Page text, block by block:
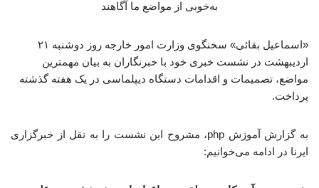
«اسماعیل بقائی» سخنگوی وزارت امور خارجه روز دوشنبه ۲۱
اردیبهشت در نشست خبری خود با خبرنگاران به بیان مهمترین
مواضع، تصمیمات و اقدامات دستگاه دیپلماسی در یک هفته گذشته
پرداخت.
به گزارش آموزش php، مشروح این نشست را به نقل از خبرگزاری
ایرنا در ادامه می‌خوانیم: